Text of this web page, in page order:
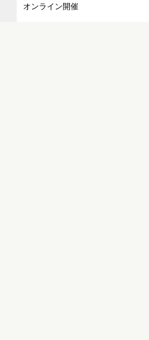
オンライン開催